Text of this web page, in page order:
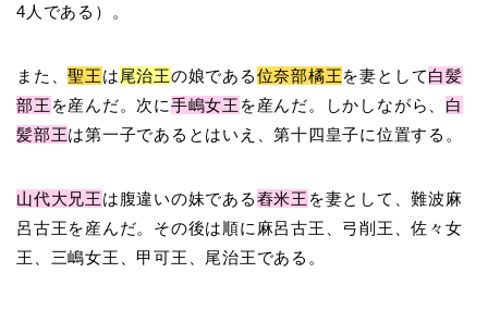
4人である）。
また、聖王は 尾治王の娘である位奈部橘王を妻として白髪
部王 を産んだ。次に手嶋女王 を産んだ。しかしながら、 白
髪部王は第一子であるとはいえ、第十四皇子に位置する。
山代大兄王は腹違いの妹である舂米王 を妻として、難波麻
呂古王を産んだ。その後は順に麻呂古王、弓削王、佐々女
王、三嶋女王、甲可王、尾治王である。